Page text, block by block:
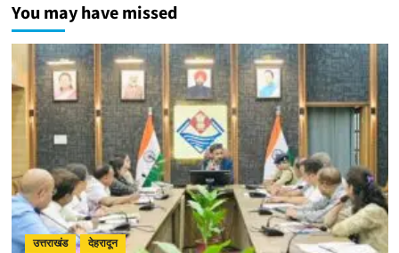
के
से
ही
है
आत्मिक
उन्नति:
साध्वी
विदुषी
अदिति
भारती
You may have missed
उत्तराखंड देहरादून